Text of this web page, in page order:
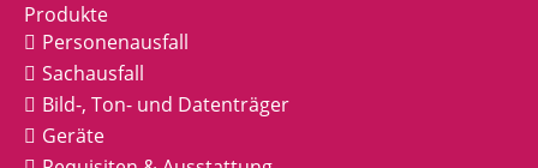
Produkte
Personenausfall
Sachausfall
Bild-, Ton- und Datenträger
Geräte